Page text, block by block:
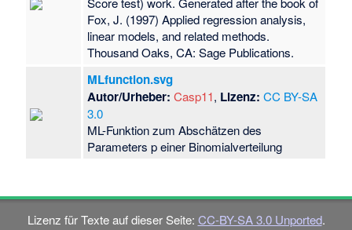
Fox, J. (1997) Applied regression analysis,
linear models, and related methods.
Thousand Oaks, CA: Sage Publications.
MLfunction.svg
Autor/Urheber: Casp11, Lizenz: CC BY-SA
3.0
ML-Funktion zum Abschätzen des
Parameters p einer Binomialverteilung
Lizenz für Texte auf dieser Seite: CC-BY-SA 3.0 Unported.